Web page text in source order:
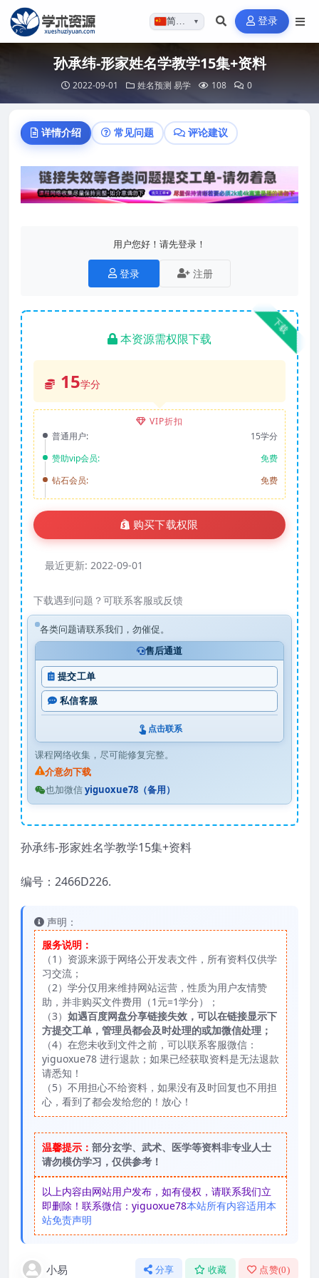
简体…▼ 登录
孙承纬-形家姓名学教学15集+资料
2022-09-01 姓名预测 易学 108 0
详情介绍 常见问题 评论建议
用户您好！请先登录！
登录 注册
下载
本资源需权限下载
15学分
VIP折扣
普通用户:
15学分
赞助vip会员:
免费
钻石会员:
免费
购买下载权限
最近更新: 2022-09-01
下载遇到问题？可联系客服或反馈
各类问题请联系我们，勿催促。
售后通道
提交工单
私信客服
点击联系
课程网络收集，尽可能修复完整。
介意勿下载
也加微信yiguoxue78（备用）
孙承纬-形家姓名学教学15集+资料
编号：2466D226.
声明：
服务说明：
（1）资源来源于网络公开发表文件，所有资料仅供学
习交流；
（2）学分仅用来维持网站运营，性质为用户友情赞
助，并非购买文件费用（1元=1学分）；
（3） 如遇百度网盘分享链接失效，可以在链接显示下
方提交工单，管理员都会及时处理的或加微信处理；
（4）在您未收到文件之前，可以联系客服微信：
yiguoxue78 进行退款；如果已经获取资料是无法退款
请悉知！
（5）不用担心不给资料，如果没有及时回复也不用担
心，看到了都会发给您的！放心！
温馨提示： 部分玄学、武术、医学等资料非专业人士
请勿模仿学习，仅供参考！
以上内容由网站用户发布，如有侵权，请联系我们立
即删除！联系微信：yiguoxue78本站所有内容适用本
站免责声明
小易 分享 收藏 点赞(0)